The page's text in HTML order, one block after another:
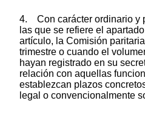
4. Con carácter ordinario y
las que se refiere el
artículo, la Comisión
trimestre o cuando el
hayan registrado en su
relación con aquellas
establezcan plazos
legal o convencionalmente